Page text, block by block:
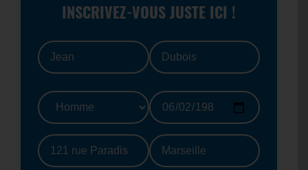
INSCRIVEZ-VOUS JUSTE ICI !